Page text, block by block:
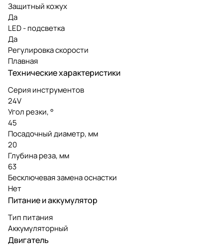
Защитный кожух
Да
LED - подсветка
Да
Регулировка скорости
Плавная
Технические характеристики
Серия инструментов
24V
Угол резки, °
45
Посадочный диаметр, мм
20
Глубина реза, мм
63
Бесключевая замена оснастки
Нет
Питание и аккумулятор
Тип питания
Аккумуляторный
Двигатель